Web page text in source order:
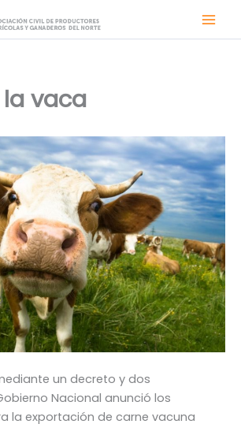
vaca
un decreto y dos
Nacional anunció los
la exportación de carne vacuna